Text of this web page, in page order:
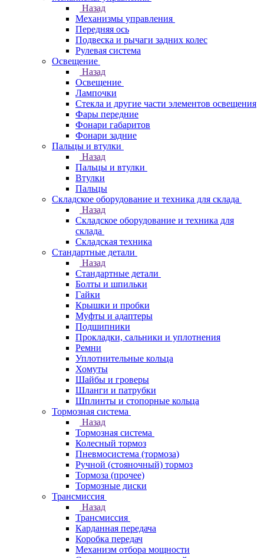
Назад
Механизмы управления
Передняя ось
Подвеска и рычаги задних колес
Рулевая система
Освещение
Назад
Освещение
Лампочки
Стекла и другие части элементов освещения
Фары передние
Фонари габаритов
Фонари задние
Пальцы и втулки
Назад
Пальцы и втулки
Втулки
Пальцы
Складское оборудование и техника для склада
Назад
Складское оборудование и техника для
склада
Складская техника
Стандартные детали
Назад
Стандартные детали
Болты и шпильки
Гайки
Крышки и пробки
Муфты и адаптеры
Подшипники
Прокладки, сальники и уплотнения
Ремни
Уплотнительные кольца
Хомуты
Шайбы и гроверы
Шланги и патрубки
Шплинты и стопорные кольца
Тормозная система
Назад
Тормозная система
Колесный тормоз
Пневмосиcтема (тормоза)
Ручной (стояночный) тормоз
Тормоза (прочее)
Тормозные диски
Трансмиссия
Назад
Трансмиссия
Карданная передача
Коробка передач
Механизм отбора мощности